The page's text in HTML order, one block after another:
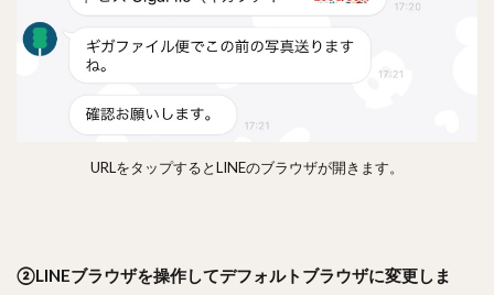
URLをタップするとLINEのブラウザが開きます。
②LINEブラウザを操作してデフォルトブラウザに変更しま